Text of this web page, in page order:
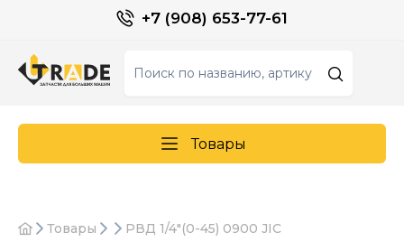
+7 (908) 653-77-61
Товары
Товары РВД 1/4"(0-45) 0900 JIC